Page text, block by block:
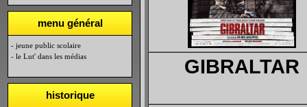
menu général
- jeune public scolaire
- le Lut' dans les médias
historique
GIBRALTAR